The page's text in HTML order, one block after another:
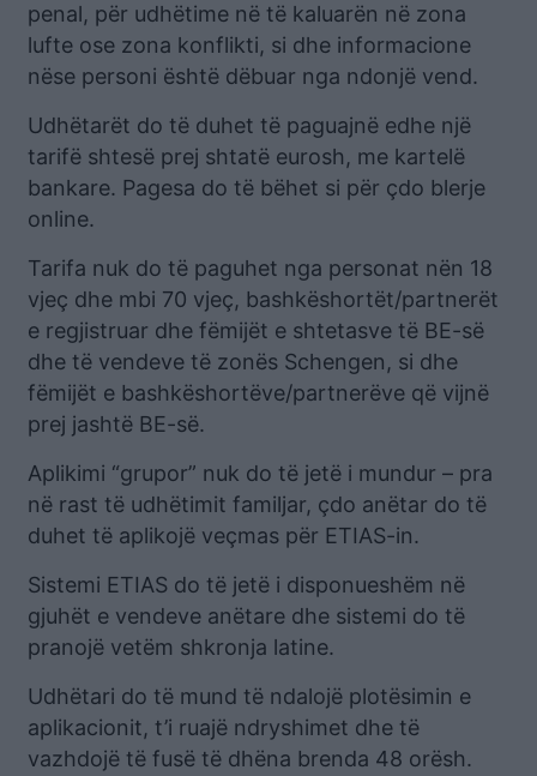
penal, për udhëtime në të kaluarën në zona
lufte ose zona konflikti, si dhe informacione
nëse personi është dëbuar nga ndonjë vend.
Udhëtarët do të duhet të paguajnë edhe një
tarifë shtesë prej shtatë eurosh, me kartelë
bankare. Pagesa do të bëhet si për çdo blerje
online.
Tarifa nuk do të paguhet nga personat nën 18
vjeç dhe mbi 70 vjeç, bashkëshortët/partnerët
e regjistruar dhe fëmijët e shtetasve të BE-së
dhe të vendeve të zonës Schengen, si dhe
fëmijët e bashkëshortëve/partnerëve që vijnë
prej jashtë BE-së.
Aplikimi “grupor” nuk do të jetë i mundur – pra
në rast të udhëtimit familjar, çdo anëtar do të
duhet të aplikojë veçmas për ETIAS-in.
Sistemi ETIAS do të jetë i disponueshëm në
gjuhët e vendeve anëtare dhe sistemi do të
pranojë vetëm shkronja latine.
Udhëtari do të mund të ndalojë plotësimin e
aplikacionit, t’i ruajë ndryshimet dhe të
vazhdojë të fusë të dhëna brenda 48 orësh.